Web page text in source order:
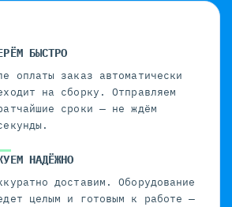
БЫСТРО
оплаты заказ автоматически
на сборку. Отправляем
сроки — не ждём
НАДЁЖНО
доставим. Оборудование
целым и готовым к работе —